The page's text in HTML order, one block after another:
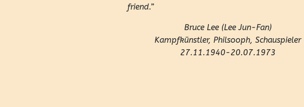
friend.”
Bruce Lee (Lee Jun-Fan)
Kampfkünstler, Philsooph, Schauspieler
27.11.1940-20.07.1973